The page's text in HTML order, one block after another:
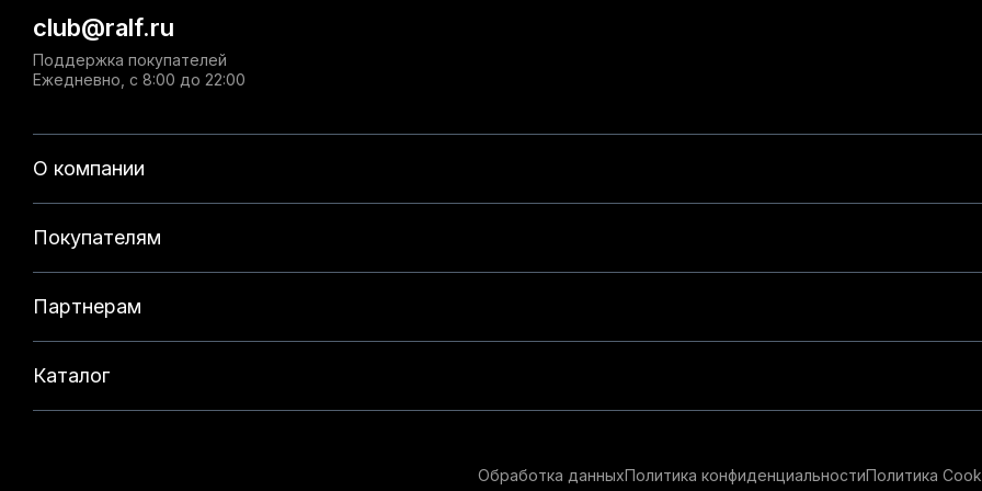
О компании
Покупателям
Партнерам
Каталог
club@ralf.ru
Поддержка покупателей
Ежедневно, с 8:00 до 22:00
Обработка данныхПолитика конфиденциальностиПолитика